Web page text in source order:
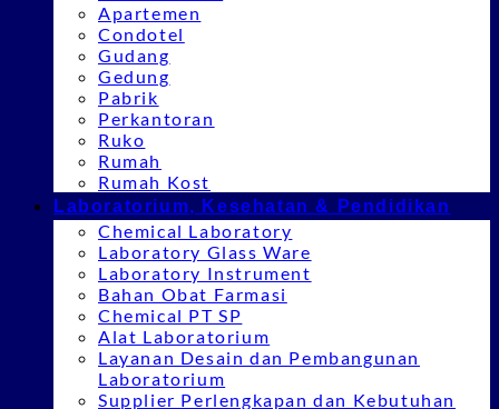
Apartemen
Condotel
Gudang
Gedung
Pabrik
Perkantoran
Ruko
Rumah
Rumah Kost
Laboratorium, Kesehatan & Pendidikan
Chemical Laboratory
Laboratory Glass Ware
Laboratory Instrument
Bahan Obat Farmasi
Chemical PT SP
Alat Laboratorium
Layanan Desain dan Pembangunan
Laboratorium
Supplier Perlengkapan dan Kebutuhan